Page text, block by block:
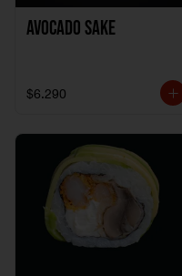
Avocado Sake
$6.290